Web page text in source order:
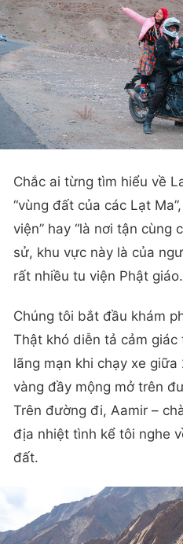
Chắc ai từng tìm hiểu về
“vùng đất của các Lạt
viện” hay “là nơi tận cùng
sử, khu vực này là của
rất nhiều tu viện Phật giáo.
Chúng tôi bắt đầu khám
Thật khó diễn tả cảm
lãng mạn khi chạy xe
vàng đầy mộng mở trên
Trên đường đi, Aamir –
địa nhiệt tình kể tôi nghe
đất.